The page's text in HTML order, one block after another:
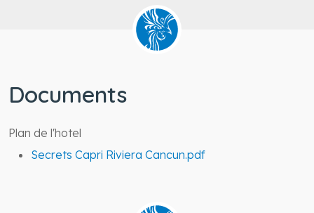
Documents
Plan de l'hotel
Secrets Capri Riviera Cancun.pdf